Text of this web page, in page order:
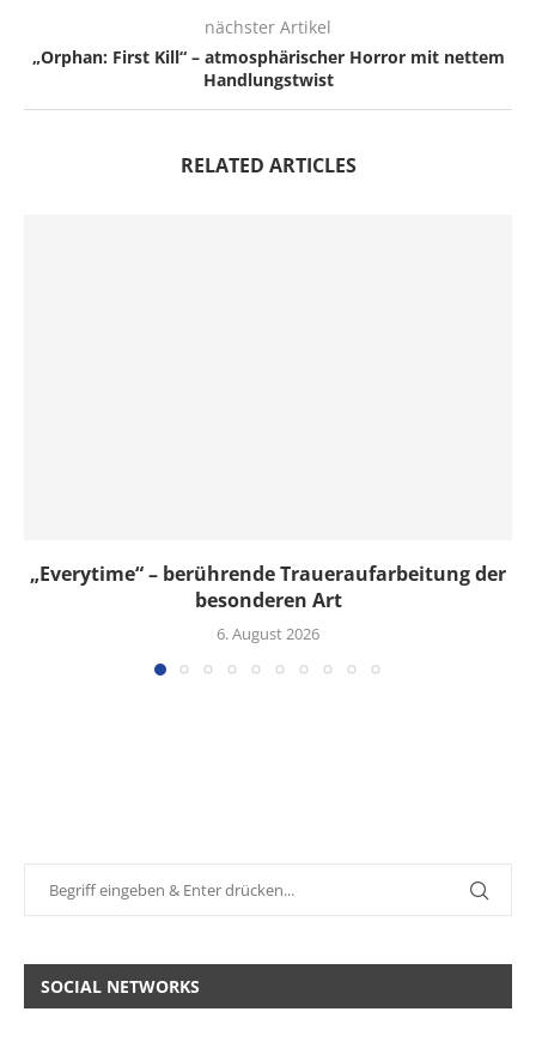
nächster Artikel
„Orphan: First Kill“ – atmosphärischer Horror mit nettem
Handlungstwist
RELATED ARTICLES
„Everytime“ – berührende Traueraufarbeitung der
besonderen Art
6. August 2026
SOCIAL NETWORKS